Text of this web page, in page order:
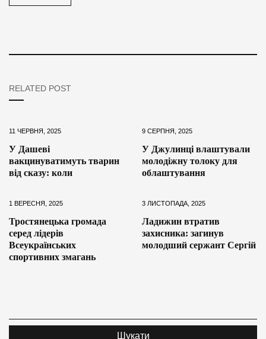
RELATED POST
11 ЧЕРВНЯ, 2025
У Дашеві
вакцинуватимуть тварин
від сказу: коли
9 СЕРПНЯ, 2025
У Джулинці влаштували
молодіжну толоку для
облаштування
1 ВЕРЕСНЯ, 2025
Тростянецька громада
серед лідерів
Всеукраїнських
спортивних змагань
3 ЛИСТОПАДА, 2025
Ладижин втратив
захисника: загинув
молодший сержант Сергій